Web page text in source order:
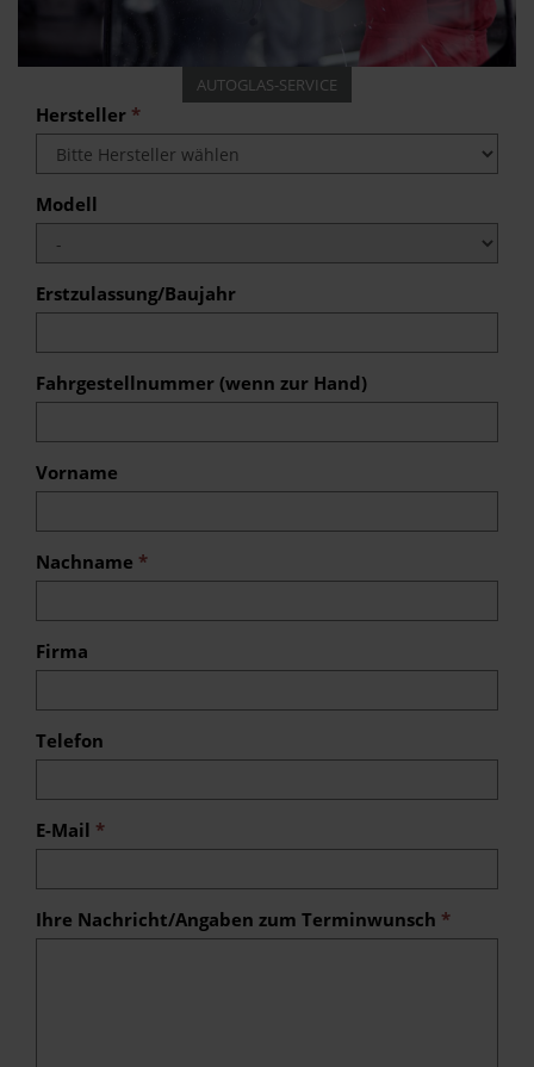
AUTOGLAS-SERVICE
Hersteller *
Modell
Erstzulassung/Baujahr
Fahrgestellnummer (wenn zur Hand)
Vorname
Nachname *
Firma
Telefon
E-Mail *
Ihre Nachricht/Angaben zum Terminwunsch *